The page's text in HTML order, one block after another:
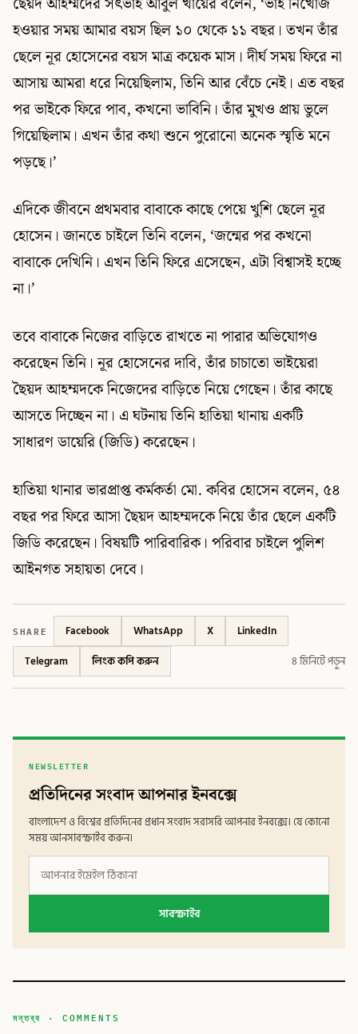
হওয়ার সময় আমার বয়স ছিল ১০ থেকে ১১ বছর। তখন তাঁর
ছেলে নূর হোসেনের বয়স মাত্র কয়েক মাস। দীর্ঘ সময় ফিরে না
আসায় আমরা ধরে নিয়েছিলাম, তিনি আর বেঁচে নেই। এত বছর
পর ভাইকে ফিরে পাব, কখনো ভাবিনি। তাঁর মুখও প্রায় ভুলে
গিয়েছিলাম। এখন তাঁর কথা শুনে পুরোনো অনেক স্মৃতি মনে
পড়ছে।’
এদিকে জীবনে প্রথমবার বাবাকে কাছে পেয়ে খুশি ছেলে নূর
হোসেন। জানতে চাইলে তিনি বলেন, ‘জন্মের পর কখনো
বাবাকে দেখিনি। এখন তিনি ফিরে এসেছেন, এটা বিশ্বাসই হচ্ছে
না।’
তবে বাবাকে নিজের বাড়িতে রাখতে না পারার অভিযোগও
করেছেন তিনি। নূর হোসেনের দাবি, তাঁর চাচাতো ভাইয়েরা
ছৈয়দ আহম্মদকে নিজেদের বাড়িতে নিয়ে গেছেন। তাঁর কাছে
আসতে দিচ্ছেন না। এ ঘটনায় তিনি হাতিয়া থানায় একটি
সাধারণ ডায়েরি (জিডি) করেছেন।
হাতিয়া থানার ভারপ্রাপ্ত কর্মকর্তা মো. কবির হোসেন বলেন, ৫৪
বছর পর ফিরে আসা ছৈয়দ আহম্মদকে নিয়ে তাঁর ছেলে একটি
জিডি করেছেন। বিষয়টি পারিবারিক। পরিবার চাইলে পুলিশ
আইনগত সহায়তা দেবে।
SHARE Facebook WhatsApp X
LinkedIn
Telegram
লিংক কপি করুন ৪ মিনিটে পড়ুন
NEWSLETTER
প্রতিদিনের সংবাদ আপনার ইনবক্সে
বাংলাদেশ ও বিশ্বের প্রতিদিনের প্রধান সংবাদ সরাসরি আপনার ইনবক্সে। যে কোনো
সময় আনসাবস্ক্রাইব করুন।
সাবস্ক্রাইব
মন্তব্য · COMMENTS